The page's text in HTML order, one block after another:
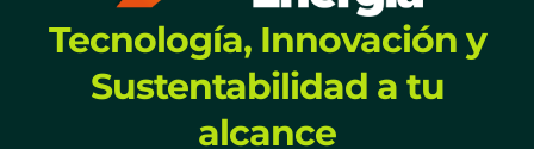
Tecnología, Innovación y
Sustentabilidad a tu
alcance